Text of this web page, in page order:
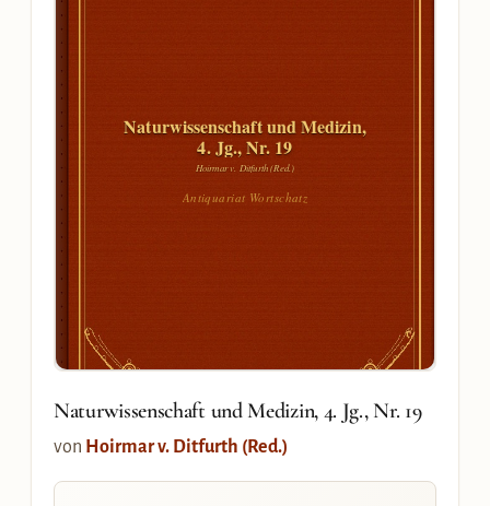
Naturwissenschaft und Medizin,
4. Jg., Nr. 19
Hoirmar v. Ditfurth (Red.)
Antiquariat Wortschatz
Naturwissenschaft und Medizin, 4. Jg., Nr. 19
von Hoirmar v. Ditfurth (Red.)